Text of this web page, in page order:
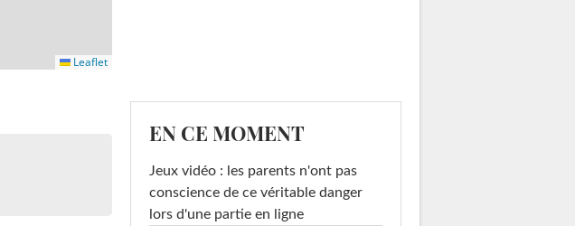
Leaflet
EN CE MOMENT
Jeux vidéo : les parents n'ont pas
conscience de ce véritable danger
lors d'une partie en ligne